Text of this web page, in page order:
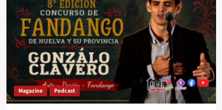
Magazine Podcast